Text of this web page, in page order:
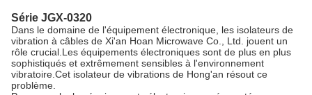
Série JGX-0320
Dans le domaine de l'équipement électronique, les isolateurs de
vibration à câbles de Xi'an Hoan Microwave Co., Ltd. jouent un
rôle crucial.Les équipements électroniques sont de plus en plus
sophistiqués et extrêmement sensibles à l'environnement
vibratoire.Cet isolateur de vibrations de Hong'an résout ce
problème.